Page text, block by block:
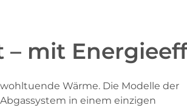
mit
Wärme. Die Modelle der
in einem einzigen